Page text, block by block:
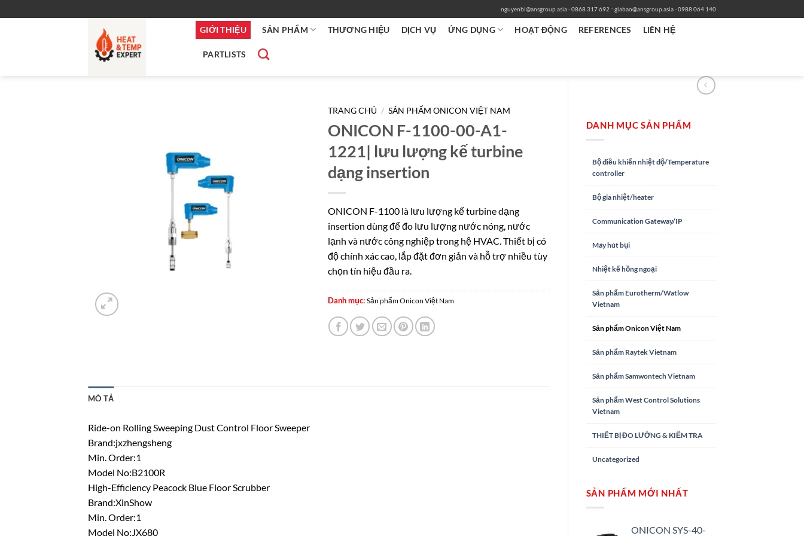
qua
nguyenbi@ansgroup.asia- 0868 317 692 -giabao@ansgroup.asia- 0988 064 140
GIỚI THIỆU SẢN PHẨM THƯƠNG HIỆU DỊCH VỤ ỨNG DỤNG HOẠT ĐỘNG REFERENCES LIÊN HỆ
PARTLISTS
DANH MỤC SẢN PHẨM
Bộ điều khiển nhiệt độ/Temperature
controller
Bộ gia nhiệt/heater
Communication Gateway/IP
Máy hút bụi
Nhiệt kế hồng ngoại
Sản phẩm Eurotherm/Watlow
Vietnam
Sản phẩm Onicon Việt Nam
Sản phẩm Raytek Vietnam
Sản phẩm Samwontech Vietnam
Sản phẩm West Control Solutions
Vietnam
THIẾT BỊ ĐO LƯỜNG & KIỂM TRA
Uncategorized
SẢN PHẨM MỚI NHẤT
ONICON SYS-40-
TRANG CHỦ / SẢN PHẨM ONICON VIỆT NAM
ONICON F-1100-00-A1-
1221| lưu lượng kế turbine
dạng insertion
ONICON F-1100 là lưu lượng kế turbine dạng
insertion dùng để đo lưu lượng nước nóng, nước
lạnh và nước công nghiệp trong hệ HVAC. Thiết bị có
độ chính xác cao, lắp đặt đơn giản và hỗ trợ nhiều tùy
chọn tín hiệu đầu ra.
Danh mục: Sản phẩm Onicon Việt Nam
MÔ TẢ
Ride-on Rolling Sweeping Dust Control Floor Sweeper
Brand:jxzhengsheng
Min. Order:1
Model No:B2100R
High-Efficiency Peacock Blue Floor Scrubber
Brand:XinShow
Min. Order:1
Model No:JX680